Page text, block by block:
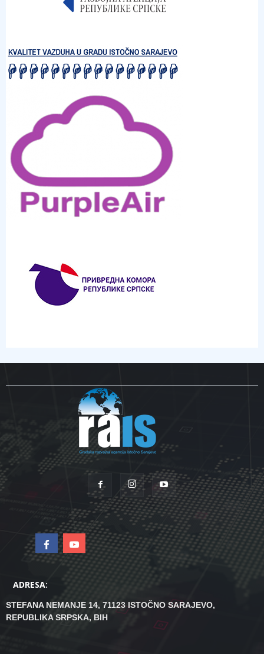
ADRESA:
STEFANA NEMANJE 14, 71123 ISTOČNO SARAJEVO,
REPUBLIKA SRPSKA, BIH